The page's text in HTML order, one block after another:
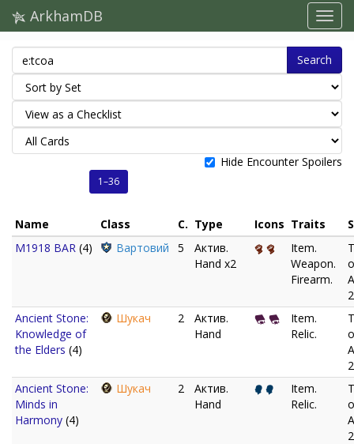
ArkhamDB
Search
Hide Encounter Spoilers
1–36
Name Class C. Type Icons Traits
M1918 BAR (4) Вартовий 5
Актив.
Hand x2
Item.
Weapon.
Firearm.
Ancient Stone:
Knowledge of
the Elders (4)
Шукач 2
Актив.
Hand
Item.
Relic.
Ancient Stone:
Minds in
Harmony (4)
Шукач 2
Актив.
Hand
Item.
Relic.